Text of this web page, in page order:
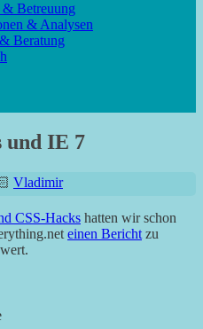
& Betreuung
& Analysen
Beratung
und IE 7
Vladimir
CSS-Hacks hatten wir schon
einen Bericht zu